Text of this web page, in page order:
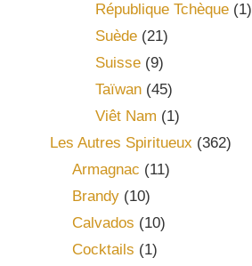
République Tchèque(1)
Suède(21)
Suisse(9)
Taïwan(45)
Viêt Nam (1)
Les Autres Spiritueux (362)
Armagnac (11)
Brandy (10)
Calvados (10)
Cocktails (1)